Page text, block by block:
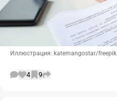
Иллюстрация: katemangostar/freepik
4 9